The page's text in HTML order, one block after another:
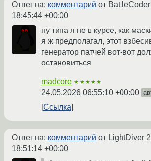
Ответ на: комментарий от BattleCoder
18:45:44 +00:00
ну типа я не в курсе, как
я ж предполагал, этот
генератор патчей вот-вот
остановиться
madcore ★★★★★
24.05.2026 06:55:10 +00:00
Ссылка
Ответ на: комментарий от LightDiver
18:51:14 +00:00